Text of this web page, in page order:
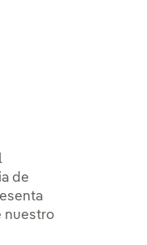
de
nuestro